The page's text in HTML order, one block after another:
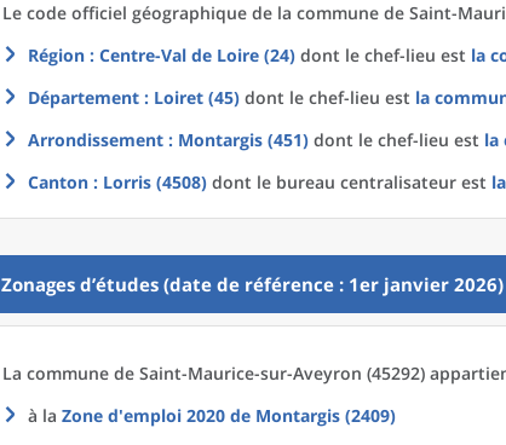
Le code officiel géographique de la commune de Saint-
Région : Centre-Val de Loire (24) dont le chef-lieu est la
Département : Loiret (45) dont le chef-lieu est la
Arrondissement : Montargis (451) dont le chef-lieu est la
Canton : Lorris (4508) dont le bureau centralisateur est
Zonages d’études (date de référence : 1er janvier 2026)
La commune de Saint-Maurice-sur-Aveyron (45292)
à la Zone d'emploi 2020 de Montargis (2409)